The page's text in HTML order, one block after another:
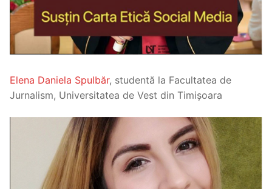
Elena Daniela Spulbăr, studentă la Facultatea de
Jurnalism, Universitatea de Vest din Timișoara